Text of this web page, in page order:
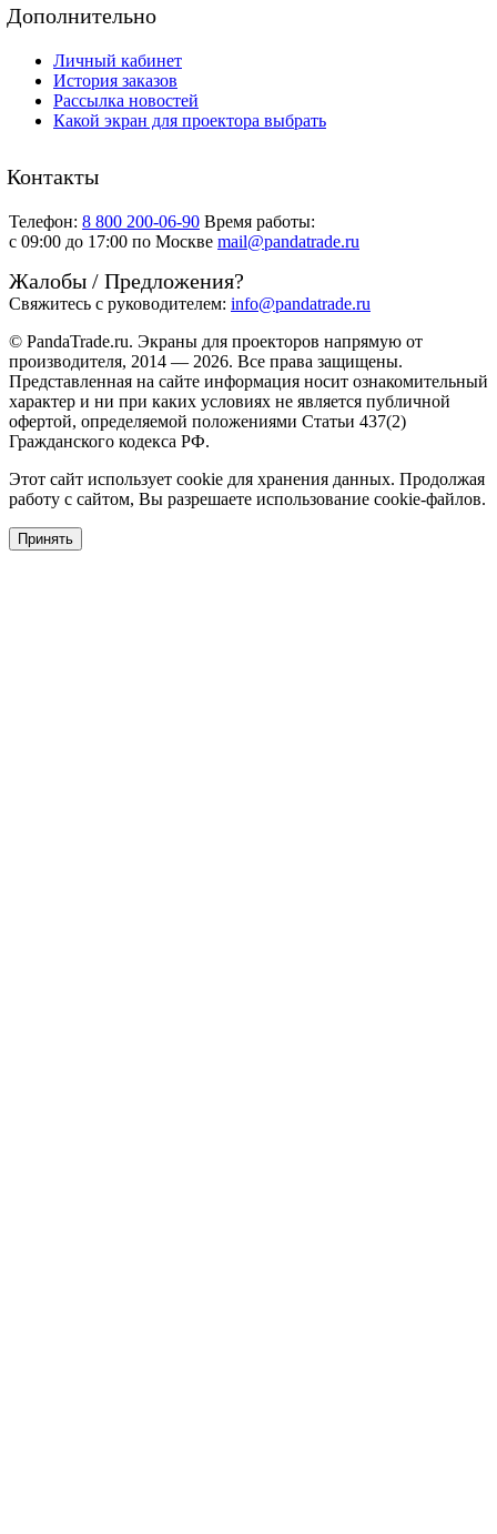
Дополнительно
Личный кабинет
История заказов
Рассылка новостей
Какой экран для проектора выбрать
Контакты
Телефон: 8 800 200-06-90 Время работы:
c 09:00 до 17:00 по Москве mail@pandatrade.ru
Жалобы / Предложения?
Свяжитесь с руководителем: info@pandatrade.ru
© PandaTrade.ru. Экраны для проекторов напрямую от
производителя, 2014 — 2026. Все права защищены.
Представленная на сайте информация носит ознакомительный
характер и ни при каких условиях не является публичной
офертой, определяемой положениями Статьи 437(2)
Гражданского кодекса РФ.
Этот сайт использует cookie для хранения данных. Продолжая
работу с сайтом, Вы разрешаете использование cookie-файлов.
Принять